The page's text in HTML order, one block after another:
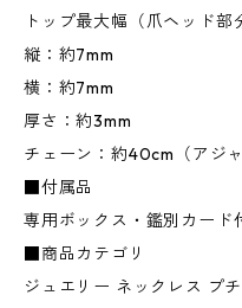
トップ最大幅（爪ヘッド部
縦：約7mm
横：約7mm
厚さ：約3mm
チェーン：約40cm（アジ
■付属品
専用ボックス・鑑別カード
■商品カテゴリ
ジュエリー ネックレス プ